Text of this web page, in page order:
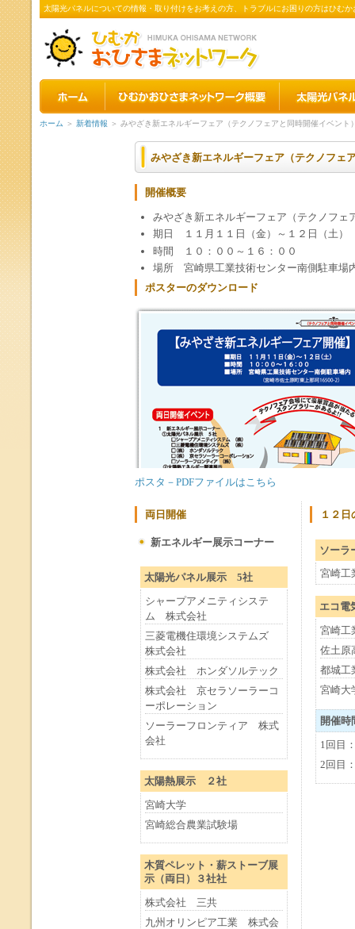
太陽光パネルについての情報・取り付けをお考えの方、トラブルにお困りの方はひむ
ホーム ＞ 新着情報 ＞ みやざき新エネルギーフェア（テクノフェアと同時開催イベント
みやざき新エネルギーフェア（テクノフェ
開催概要
みやざき新エネルギーフェア（テクノフェ
期日 １１月１１日（金）～１２日（土）
時間 １０：００～１６：００
場所 宮崎県工業技術センター南側駐車場
ポスターのダウンロード
ポスタ－PDFファイルはこちら
両日開催
新エネルギー展示コーナー
太陽光パネル展示 5社
シャープアメニティシステ
ム 株式会社
三菱電機住環境システムズ
株式会社
株式会社 ホンダソルテック
株式会社 京セラソーラーコ
ーポレーション
ソーラーフロンティア 株式
会社
太陽熱展示 ２社
宮崎大学
宮崎総合農業試験場
木質ペレット・薪ストーブ展
示（両日）３社社
株式会社 三共
九州オリンピア工業 株式会
１２日
ソーラ
宮崎工
エコ電
宮崎工
佐土原
都城工
宮崎大
開催時
1回目
2回目